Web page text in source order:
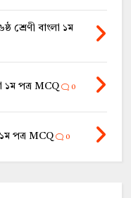
শ্রেণী বাংলা ১ম
১ম পত্র MCQ 0
পত্র MCQ 0